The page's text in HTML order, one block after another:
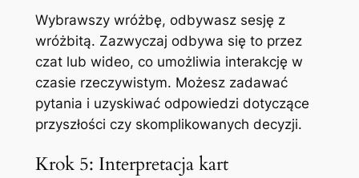
Wybrawszy wróżbę, odbywasz sesję z
wróżbitą. Zazwyczaj odbywa się to przez
czat lub wideo, co umożliwia interakcję w
czasie rzeczywistym. Możesz zadawać
pytania i uzyskiwać odpowiedzi dotyczące
przyszłości czy skomplikowanych decyzji.
Krok 5: Interpretacja kart